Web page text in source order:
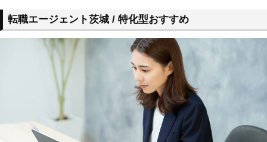
転職エージェント茨城 / 特化型おすすめ